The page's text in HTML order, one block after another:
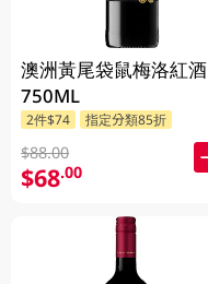
澳洲黃尾袋鼠梅洛紅酒
750ML
2件$74 指定分類85折
$88.00
$68.00